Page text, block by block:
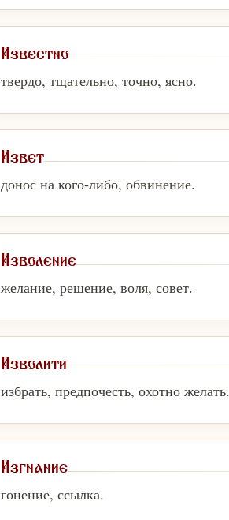
Известно
твердо, тщательно, точно, ясно.
Извет
донос на кого-либо, обвинение.
Изволение
желание, решение, воля, совет.
Изволити
избрать, предпочесть, охотно желать.
Изгнание
гонение, ссылка.